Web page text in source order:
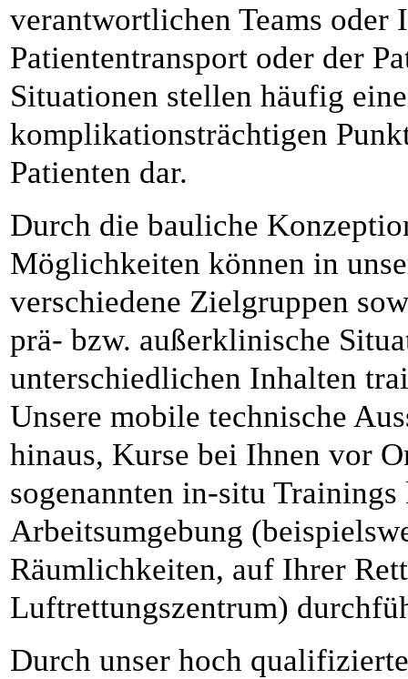
verantwortlichen Teams
Patiententransport oder der
Situationen stellen häufig
komplikationsträchtigen
Patienten dar.
Durch die bauliche
Möglichkeiten können in
verschiedene Zielgruppen
prä- bzw. außerklinische
unterschiedlichen Inhalten
Unsere mobile technische
hinaus, Kurse bei Ihnen vor
sogenannten in-situ
Arbeitsumgebung
Räumlichkeiten, auf Ihrer
Luftrettungszentrum)
Durch unser hoch